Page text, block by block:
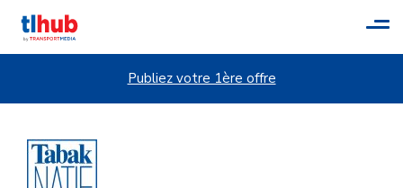
Publiez votre 1ère offre